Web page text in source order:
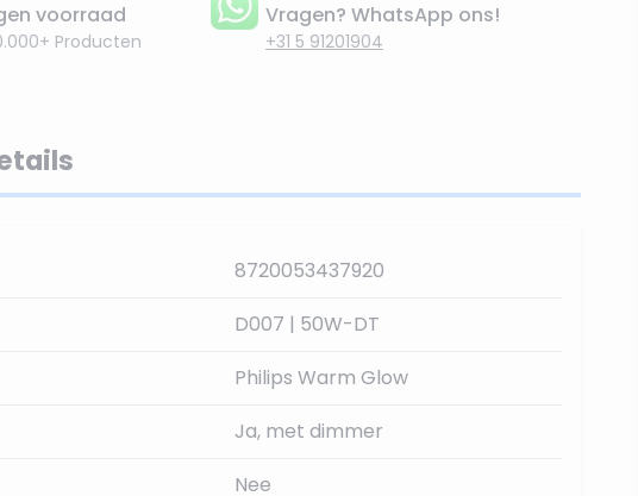
voorraad
Producten
Vragen? WhatsApp ons!
+31 5 91201904
8720053437920
D007 | 50W-DT
Philips Warm Glow
Ja, met dimmer
Nee